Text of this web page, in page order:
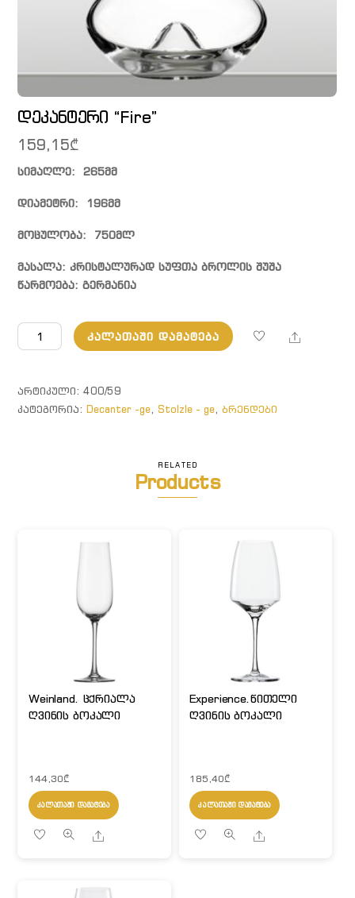
დეკანტერი “Fire”
159,15₾
სიმაღლე: 265მმ
დიამეტრი: 196მმ
მოცულობა: 750მლ
მასალა: კრისტალურად სუფთა ბროლის შუშა
წარმოება: გერმანია
რაოდენობა:
დეკანტერი
ᲙᲐᲚᲐᲗᲐᲨᲘ ᲓᲐᲛᲐᲢᲔᲑᲐ Share
ᲐᲠᲢᲘᲙᲣᲚᲘ:400/59
ᲙᲐᲢᲔᲒᲝᲠᲘᲐ:Decanter -ge,Stolzle - ge,ბრენდები
RELATED
Products
Weinland. ცქრიალა
ღვინის ბოკალი
144,30₾
ᲙᲐᲚᲐᲗᲐᲨᲘ ᲓᲐᲛᲐᲢᲔᲑᲐ
Share
Experience.წითელი
ღვინის ბოკალი
185,40₾
ᲙᲐᲚᲐᲗᲐᲨᲘ ᲓᲐᲛᲐᲢᲔᲑᲐ
Share